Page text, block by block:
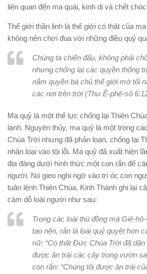
liên quan đến ma quái, kinh dị và chết
Thế giới thần linh là thế giới có thật của
không nên chơi đùa với những điều quỷ
Chúng ta chiến đấu, không phải
nhưng chống lại các quyền thống
nắm quyền bá chủ thế giới mờ tối
các nơi trên trời (Thư Ê-phê-sô
Ma quỷ là một thế lực chống lại Thiên
lành. Nguyên thủy, ma quỷ là một trong
Chúa Trời nhưng đã phản loạn, chống lại
nhân loại vào tội lỗi. Ma quỷ đã xuất hiện
địa đàng dưới hình thức một con rắn để
người. Nó gieo nghi ngờ vào trí óc con
tuân lệnh Thiên Chúa. Kinh Thánh ghi lại
cám dỗ loài người như sau:
Trong các loài thú đồng mà Giê-
tạo nên, rắn là loài quỷ quyệt hơn
nữ: “Có thật Đức Chúa Trời đã
được ăn trái các cây trong vườn
con rắn: “Chúng tôi được ăn trái